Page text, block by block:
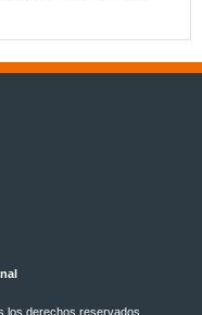
los derechos reservados.